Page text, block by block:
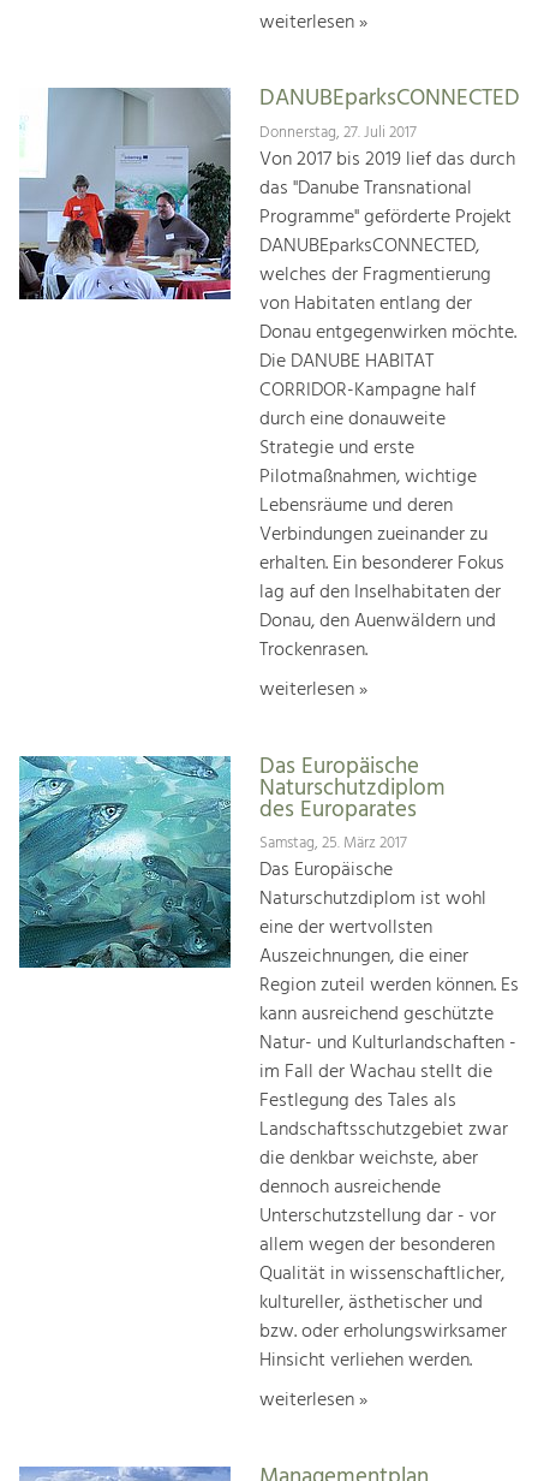
weiterlesen »
DANUBEparksCONNECTED
Donnerstag, 27. Juli 2017
Von 2017 bis 2019 lief das durch
das "Danube Transnational
Programme" geförderte Projekt
DANUBEparksCONNECTED,
welches der Fragmentierung
von Habitaten entlang der
Donau entgegenwirken möchte.
Die DANUBE HABITAT
CORRIDOR-Kampagne half
durch eine donauweite
Strategie und erste
Pilotmaßnahmen, wichtige
Lebensräume und deren
Verbindungen zueinander zu
erhalten. Ein besonderer Fokus
lag auf den Inselhabitaten der
Donau, den Auenwäldern und
Trockenrasen.
weiterlesen »
Das Europäische
Naturschutzdiplom
des Europarates
Samstag, 25. März 2017
Das Europäische
Naturschutzdiplom ist wohl
eine der wertvollsten
Auszeichnungen, die einer
Region zuteil werden können. Es
kann ausreichend geschützte
Natur- und Kulturlandschaften -
im Fall der Wachau stellt die
Festlegung des Tales als
Landschaftsschutzgebiet zwar
die denkbar weichste, aber
dennoch ausreichende
Unterschutzstellung dar - vor
allem wegen der besonderen
Qualität in wissenschaftlicher,
kultureller, ästhetischer und
bzw. oder erholungswirksamer
Hinsicht verliehen werden.
weiterlesen »